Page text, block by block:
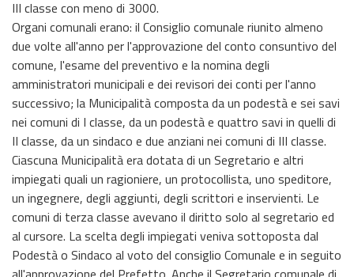
III classe con meno di 3000.
Organi comunali erano: il Consiglio comunale riunito almeno
due volte all'anno per l'approvazione del conto consuntivo del
comune, l'esame del preventivo e la nomina degli
amministratori municipali e dei revisori dei conti per l'anno
successivo; la Municipalità composta da un podestà e sei savi
nei comuni di I classe, da un podestà e quattro savi in quelli di
II classe, da un sindaco e due anziani nei comuni di III classe.
Ciascuna Municipalità era dotata di un Segretario e altri
impiegati quali un ragioniere, un protocollista, uno speditore,
un ingegnere, degli aggiunti, degli scrittori e inservienti. Le
comuni di terza classe avevano il diritto solo al segretario ed
al cursore. La scelta degli impiegati veniva sottoposta dal
Podestà o Sindaco al voto del consiglio Comunale e in seguito